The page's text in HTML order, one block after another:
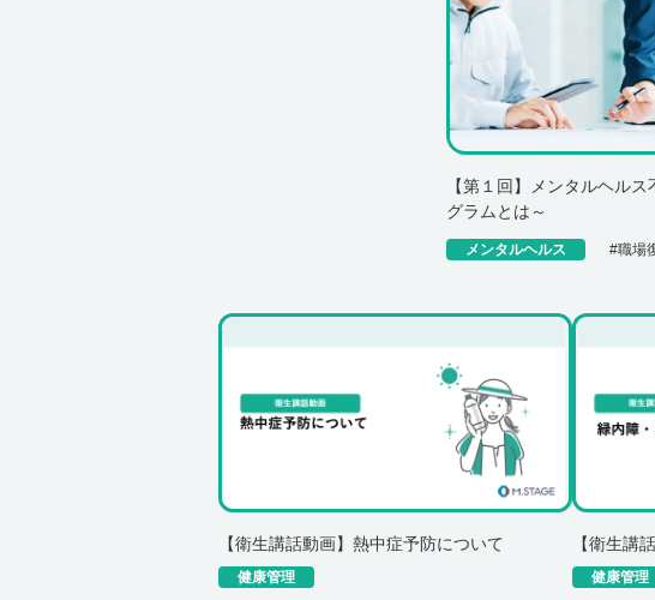
【第１回】メンタルヘル
グラムとは～
メンタルヘルス #職場
【衛生講話動画】熱中症予防について
健康管理
【衛生講
健康管理